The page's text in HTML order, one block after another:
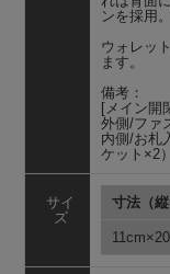
ンを採用。
ウォレッ
ます。
備考：
[メイン開
外側/ファ
内側/お札
ケット×2
サイ
ズ
寸法（縦